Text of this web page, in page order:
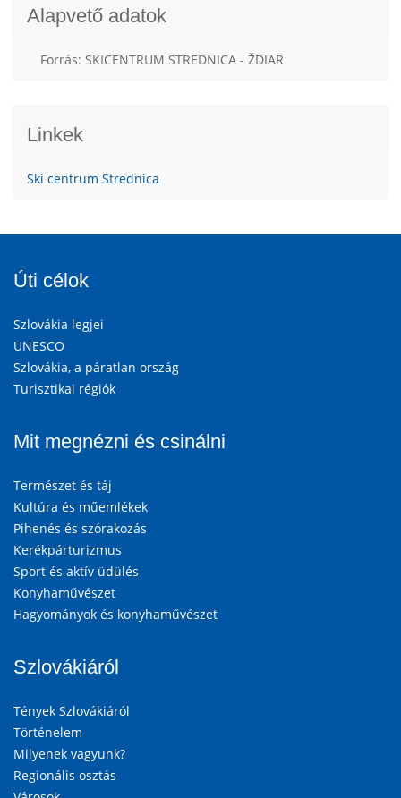
Alapvető adatok
Forrás: SKICENTRUM STREDNICA - ŽDIAR
Linkek
Ski centrum Strednica
Úti célok
Szlovákia legjei
UNESCO
Szlovákia, a páratlan ország
Turisztikai régiók
Mit megnézni és csinálni
Természet és táj
Kultúra és műemlékek
Pihenés és szórakozás
Kerékpárturizmus
Sport és aktív üdülés
Konyhaművészet
Hagyományok és konyhaművészet
Szlovákiáról
Tények Szlovákiáról
Történelem
Milyenek vagyunk?
Regionális osztás